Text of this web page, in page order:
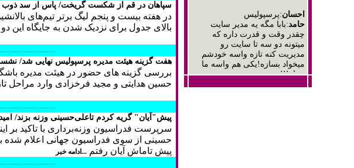
حامد:بابا مگه یه مدیر سایت
چقدر وقت و قدرت داره که
میتونه دو سه تا سایت رو
مدیریت کنه تازه واسه خودشم
میخواد بسازه!یکی هم واسه ما
بساز!!!
محمد :فقط مسی
سپاهان در قم از شکست گریخت/ پاس از سد
در هفته بیست و پنجم لیگ برتر تیم‌های
بالای جدول برای نزدیک شدن به جایگاه این
هفت گزینه هیئت مدیره پرسپولیس نهایی شد/
بررسی گزینه های حضور در هیئت مدیره
حسین هدایتی و مجید فرخزادی وارد مراحل
پیش"آیان" گریه کردم تاعلی‌حسینی وزنه بزند/
سرپرست فدراسیون وزنه‌برداری با تاکید بر
حسینی از سوی فدراسیون جهانی اعلام شده
پیش تاماش آیان رفتم...ادامه خبر